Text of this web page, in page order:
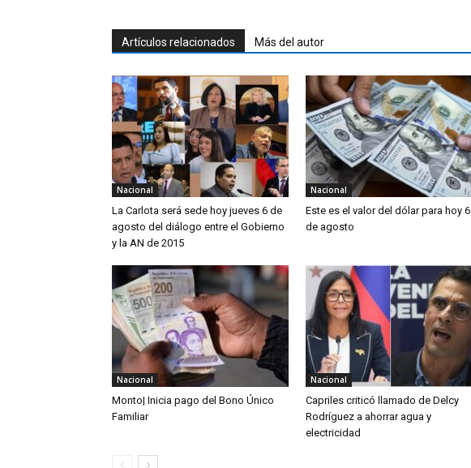
Artículos relacionados Más del autor
Nacional
La Carlota será sede hoy jueves 6 de
agosto del diálogo entre el Gobierno
y la AN de 2015
Nacional
Este es el valor del dólar para hoy 6
de agosto
Nacional
Monto| Inicia pago del Bono Único
Familiar
Nacional
Capriles criticó llamado de Delcy
Rodríguez a ahorrar agua y
electricidad